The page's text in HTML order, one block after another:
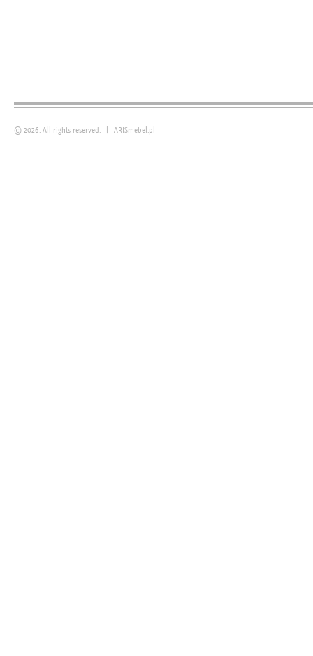
© 2026. All rights reserved. ARISmebel.pl